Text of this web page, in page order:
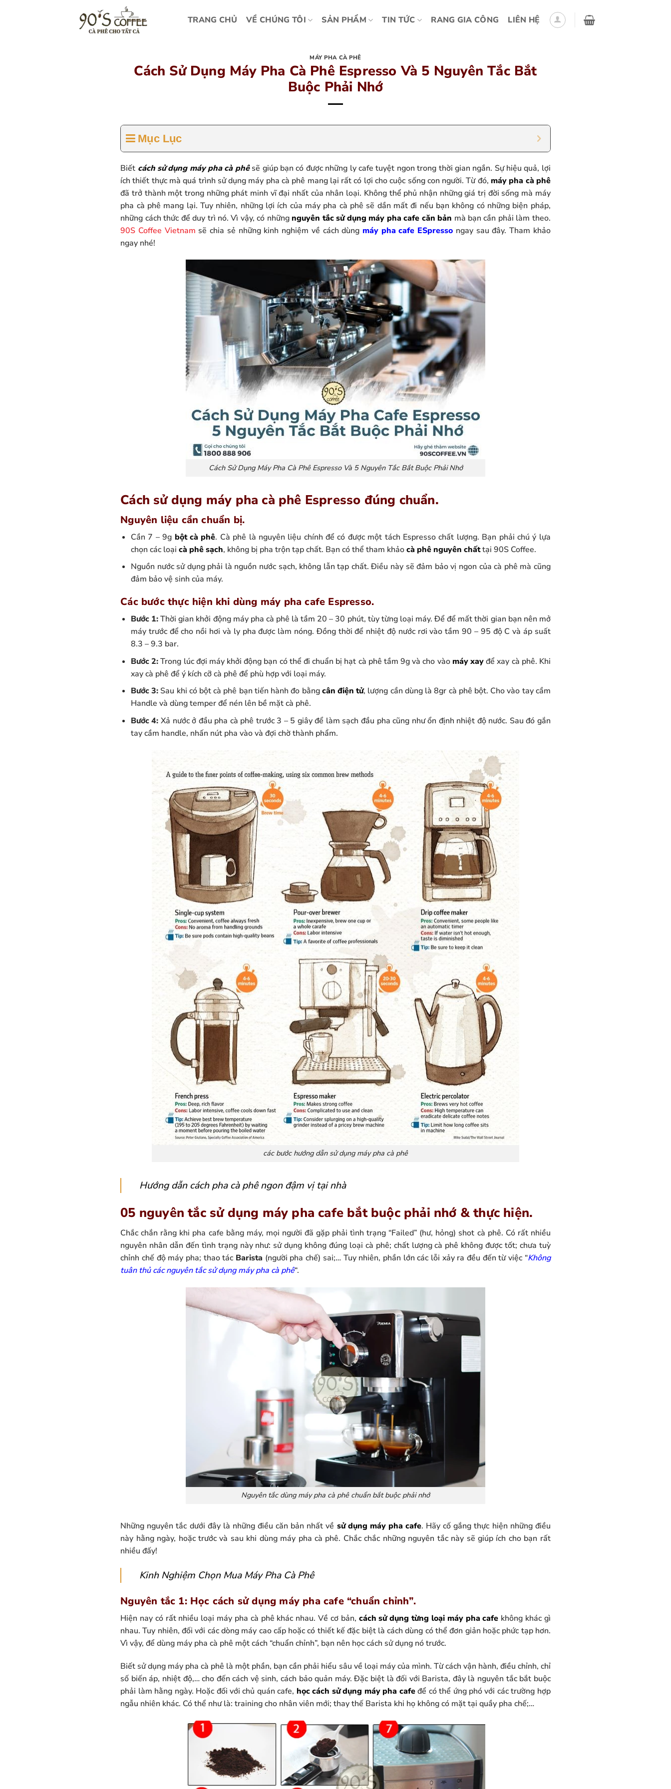
TRANG CHỦ VỀ CHÚNG TÔI SẢN PHẨM TIN TỨC RANG GIA CÔNG LIÊN HỆ
MÁY PHA CÀ PHÊ
Cách Sử Dụng Máy Pha Cà Phê Espresso Và 5 Nguyên Tắc Bắt
Buộc Phải Nhớ
Mục Lục
Biết cách sử dụng máy pha cà phêsẽ giúp bạn có được những ly cafe tuyệt ngon trong thời gian ngắn. Sự hiệu quả, lợi
ích thiết thực mà quá trình sử dụng máy pha cà phê mang lại rất có lợi cho cuộc sống con người. Từ đó, máy pha cà phê
đã trở thành một trong những phát minh vĩ đại nhất của nhân loại. Không thể phủ nhận những giá trị đời sống mà máy
pha cà phê mang lại. Tuy nhiên, những lợi ích của máy pha cà phê sẽ dần mất đi nếu bạn không có những biện pháp,
những cách thức để duy trì nó. Vì vậy, có những nguyên tắc sử dụng máy pha cafe căn bản mà bạn cần phải làm theo.
90S Coffee Vietnam sẽ chia sẻ những kinh nghiệm về cách dùng máy pha cafe ESpresso ngay sau đây. Tham khảo
ngay nhé!
Cách Sử Dụng Máy Pha Cà Phê Espresso Và 5 Nguyên Tắc Bắt Buộc Phải Nhớ
Cách sử dụng máy pha cà phê Espresso đúng chuẩn.
Nguyên liệu cần chuẩn bị.
Cần 7 – 9g bột cà phê. Cà phê là nguyên liệu chính để có được một tách Espresso chất lượng. Bạn phải chú ý lựa
chọn các loại cà phê sạch, không bị pha trộn tạp chất. Bạn có thể tham khảocà phê nguyên chấttại 90S Coffee.
Nguồn nước sử dụng phải là nguồn nước sạch, không lẫn tạp chất. Điều này sẽ đảm bảo vị ngon của cà phê mà cũng
đảm bảo vệ sinh của máy.
Các bước thực hiện khi dùng máy pha cafe Espresso.
Bước 1:Thời gian khởi động máy pha cà phê là tầm 20 – 30 phút, tùy từng loại máy. Để để mất thời gian bạn nên mở
máy trước để cho nồi hơi và ly pha được làm nóng. Đồng thời để nhiệt độ nước rơi vào tầm 90 – 95 độ C và áp suất
8.3 – 9.3 bar.
Bước 2:Trong lúc đợi máy khởi động bạn có thể đi chuẩn bị hạt cà phê tầm 9g và cho vào máy xayđể xay cà phê. Khi
xay cà phê để ý kích cỡ cà phê để phù hợp với loại máy.
Bước 3: Sau khi có bột cà phê bạn tiến hành đo bằngcân điện tử, lượng cần dùng là 8gr cà phê bột. Cho vào tay cầm
Handle và dùng temper để nén lên bề mặt cà phê.
Bước 4: Xả nước ở đầu pha cà phê trước 3 – 5 giây để làm sạch đầu pha cũng như ổn định nhiệt độ nước. Sau đó gắn
tay cầm handle, nhấn nút pha vào và đợi chờ thành phẩm.
các bước hướng dẫn sử dụng máy pha cà phê
Hướng dẫn cách pha cà phê ngon đậm vị tại nhà
05 nguyên tắc sử dụng máy pha cafe bắt buộc phải nhớ & thực hiện.
Chắc chắn rằng khi pha cafe bằng máy, mọi người đã gặp phải tình trạng “Failed” (hư, hỏng) shot cà phê. Có rất nhiều
nguyên nhân dẫn đến tình trạng này như: sử dụng không đúng loại cà phê; chất lượng cà phê không được tốt; chưa tuỳ
chỉnh chế độ máy pha; thao tác Barista (người pha chế) sai;… Tuy nhiên, phần lớn các lỗi xảy ra đều đến từ việc “Không
tuân thủ các nguyên tắc sử dụng máy pha cà phê“.
Nguyên tắc dùng máy pha cà phê chuẩn bắt buộc phải nhớ
Những nguyên tắc dưới đây là những điều căn bản nhất về sử dụng máy pha cafe. Hãy cố gắng thực hiện những điều
này hằng ngày, hoặc trước và sau khi dùng máy pha cà phê. Chắc chắc những nguyên tắc này sẽ giúp ích cho bạn rất
nhiều đấy!
Kinh Nghiệm Chọn Mua Máy Pha Cà Phê
Nguyên tắc 1: Học cách sử dụng máy pha cafe “chuẩn chỉnh”.
Hiện nay có rất nhiều loại máy pha cà phê khác nhau. Về cơ bản, cách sử dụng từng loại máy pha cafe không khác gì
nhau. Tuy nhiên, đối với các dòng máy cao cấp hoặc có thiết kế đặc biệt là cách dùng có thể đơn giản hoặc phức tạp hơn.
Vì vậy, để dùng máy pha cà phê một cách “chuẩn chỉnh”, bạn nên học cách sử dụng nó trước.
Biết sử dụng máy pha cà phê là một phần, bạn cần phải hiểu sâu về loại máy của mình. Từ cách vận hành, điều chỉnh, chỉ
số biến áp, nhiệt độ,… cho đến cách vệ sinh, cách bảo quản máy. Đặc biệt là đối với Barista, đây là nguyên tắc bắt buộc
phải làm hằng ngày. Hoặc đối với chủ quán cafe, học cách sử dụng máy pha cafeđể có thể ứng phó với các trường hợp
ngẫu nhiên khác. Có thể như là: training cho nhân viên mới; thay thế Barista khi họ không có mặt tại quầy pha chế;…